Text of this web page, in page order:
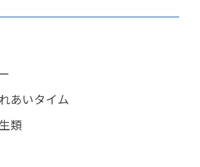
あいタイム
類